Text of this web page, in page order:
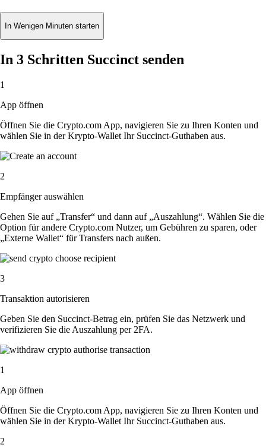
In Wenigen Minuten starten
In 3 Schritten Succinct senden
1
App öffnen
Öffnen Sie die Crypto.com App, navigieren Sie zu Ihren Konten und
wählen Sie in der Krypto-Wallet Ihr Succinct-Guthaben aus.
2
Empfänger auswählen
Gehen Sie auf „Transfer“ und dann auf „Auszahlung“. Wählen Sie die
Option für andere Crypto.com Nutzer, um Gebühren zu sparen, oder
„Externe Wallet“ für Transfers nach außen.
3
Transaktion autorisieren
Geben Sie den Succinct-Betrag ein, prüfen Sie das Netzwerk und
verifizieren Sie die Auszahlung per 2FA.
1
App öffnen
Öffnen Sie die Crypto.com App, navigieren Sie zu Ihren Konten und
wählen Sie in der Krypto-Wallet Ihr Succinct-Guthaben aus.
2